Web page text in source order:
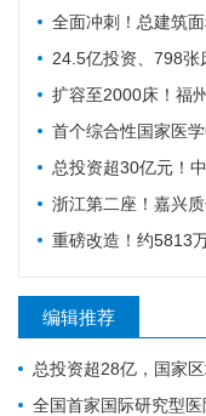
全面冲刺！总建筑面积10万平方米，
24.5亿投资、798张床位、71
扩容至2000床！福州这家三甲医
首个综合性国家医学
总投资超30亿元！中大肿瘤防
浙江第二座！嘉兴质子肿瘤医
重磅改造！约5813
编辑推荐
总投资超28亿，国家区域
全国首家国际研究型医院项